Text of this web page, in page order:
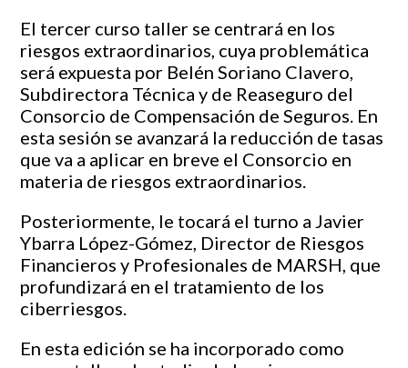
El tercer curso taller se centrará en los
riesgos extraordinarios, cuya problemática
será expuesta por Belén Soriano Clavero,
Subdirectora Técnica y de Reaseguro del
Consorcio de Compensación de Seguros. En
esta sesión se avanzará la reducción de tasas
que va a aplicar en breve el Consorcio en
materia de riesgos extraordinarios.
Posteriormente, le tocará el turno a Javier
Ybarra López-Gómez, Director de Riesgos
Financieros y Profesionales de MARSH, que
profundizará en el tratamiento de los
ciberriesgos.
En esta edición se ha incorporado como